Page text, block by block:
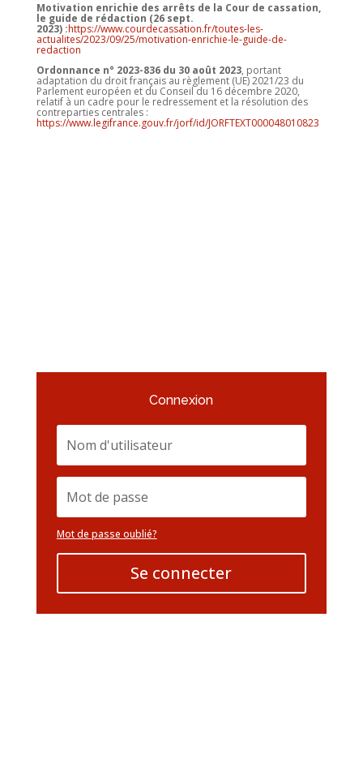
Motivation enrichie des arrêts de la Cour de cassation,
le guide de rédaction (26 sept.
2023) :https://www.courdecassation.fr/toutes-les-
actualites/2023/09/25/motivation-enrichie-le-guide-de-
redaction
Ordonnance n° 2023-836 du 30 août 2023, portant
adaptation du droit français au règlement (UE) 2021/23 du
Parlement européen et du Conseil du 16 décembre 2020,
relatif à un cadre pour le redressement et la résolution des
contreparties centrales :
https://www.legifrance.gouv.fr/jorf/id/JORFTEXT000048010823
Connexion
Mot de passe oublié?
Se connecter